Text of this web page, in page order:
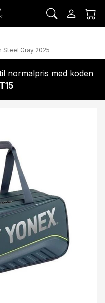
Steel Gray 2025
normalpris med koden